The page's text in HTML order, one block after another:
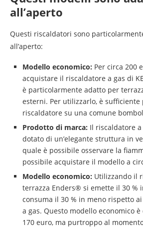
all’aperto
Questi riscaldatori sono
all’aperto:
Modello economico: Per circa 200
acquistare il riscaldatore a gas di
è particolarmente adatto per
esterni. Per utilizzarlo, è sufficiente
riscaldatore su una comune
Prodotto di marca: Il riscaldatore
dotato di un’elegante struttura in
quale è possibile osservare la
possibile acquistare il modello a
Modello economico: Utilizzando il
terrazza Enders® si emette il 30 %
consuma il 30 % in meno rispetto
a gas. Questo modello economico
170 euro, ma purtroppo al